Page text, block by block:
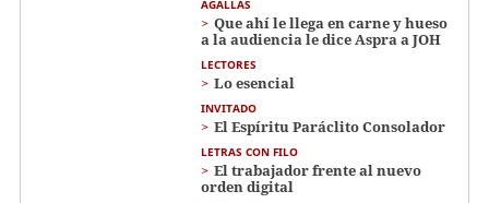
AGALLAS
Que ahí le llega en carne y hueso
a la audiencia le dice Aspra a JOH
LECTORES
Lo esencial
INVITADO
El Espíritu Paráclito Consolador
LETRAS CON FILO
El trabajador frente al nuevo
orden digital